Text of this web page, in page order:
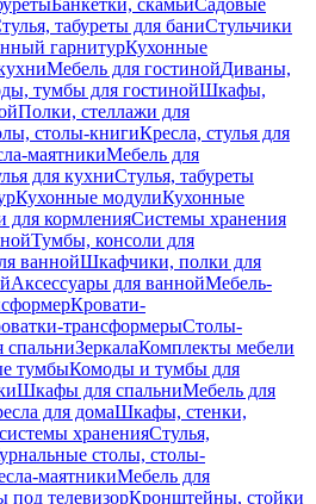
Банкетки, скамьиСадовые
табуреты для баниСтульчики
гарнитурКухонные
Мебель для гостинойДиваны,
тумбы для гостинойШкафы,
Полки, стеллажи для
столы-книгиКресла, стулья для
маятникиМебель для
для кухниСтулья, табуреты
Кухонные модулиКухонные
для кормленияСистемы хранения
Тумбы, консоли для
ваннойШкафчики, полки для
Аксессуары для ваннойМебель-
Кровати-
трансформерыСтолы-
спальниЗеркалаКомплекты мебели
тумбыКомоды и тумбы для
Шкафы для спальниМебель для
для домаШкафы, стенки,
храненияСтулья,
столы, столы-
маятникиМебель для
телевизорКронштейны, стойки